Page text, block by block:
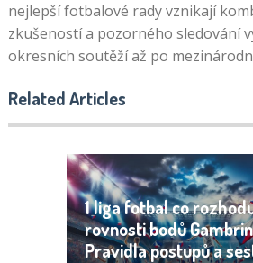
nejlepší fotbalové rady vznikají
zkušeností a pozorného sledování
okresních soutěží až po
Related Articles
1 liga fotbal co
rovnosti bodů
Pravidla postupů a